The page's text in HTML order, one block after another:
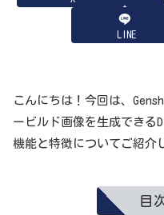
LINE
こんにちは！今回は、
ービルド画像を生成できる
機能と特徴についてご紹介
目